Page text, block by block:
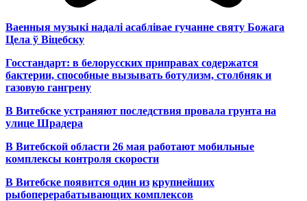
Ваенныя музыкі надалі асаблівае гучанне святу Божага
Цела ў Віцебску
Госстандарт: в белорусских приправах содержатся
бактерии, способные вызывать ботулизм, столбняк и
газовую гангрену
В Витебске устраняют последствия провала грунта на
улице Шрадера
В Витебской области 26 мая работают мобильные
комплексы контроля скорости
В Витебске появится один из крупнейших
рыбоперерабатывающих комплексов